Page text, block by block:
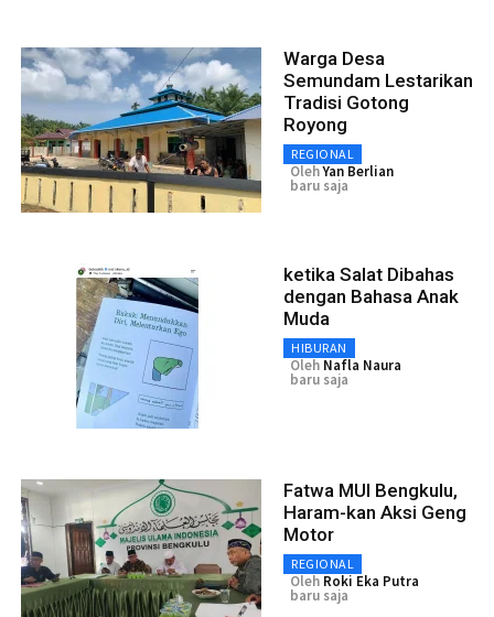
Warga Desa
Semundam Lestarikan
Tradisi Gotong
Royong
REGIONAL
OlehYan Berlian
baru saja
ketika Salat Dibahas
dengan Bahasa Anak
Muda
HIBURAN
Oleh Nafla Naura
baru saja
Fatwa MUI Bengkulu,
Haram-kan Aksi Geng
Motor
REGIONAL
Oleh Roki Eka Putra
baru saja